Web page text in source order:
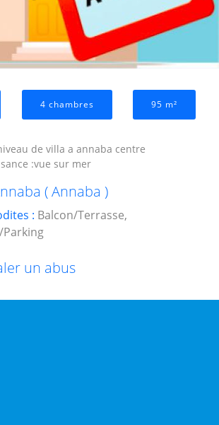
4 chambres 95 m²
de villa a annaba centre
:vue sur mer
( Annaba )
: Balcon/Terrasse,
Parking
un abus